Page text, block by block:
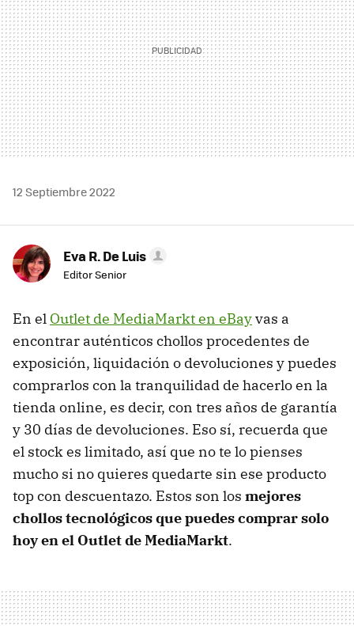
12 Septiembre 2022
Eva R. De Luis
Editor Senior
En el Outlet de MediaMarkt en eBayvas a
encontrar auténticos chollos procedentes de
exposición, liquidación o devoluciones y puedes
comprarlos con la tranquilidad de hacerlo en la
tienda online, es decir, con tres años de garantía
y 30 días de devoluciones. Eso sí, recuerda que
el stock es limitado, así que no te lo pienses
mucho si no quieres quedarte sin ese producto
top con descuentazo. Estos son los mejores
chollos tecnológicos que puedes comprar solo
hoy en el Outlet de MediaMarkt.